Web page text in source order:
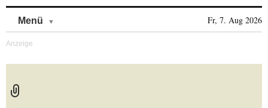
Menü Fr, 7. Aug 2026